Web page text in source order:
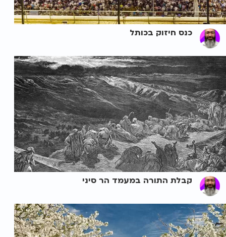
כנס חיזוק בכותל
קבלת התורה במעמד הר סיני